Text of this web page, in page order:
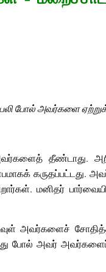
போல் அவர்களை
தீண்டாது.
கருதப்பட்டது.
மனிதர்
அவர்களைச்
போல் அவர் அவர்களைப்